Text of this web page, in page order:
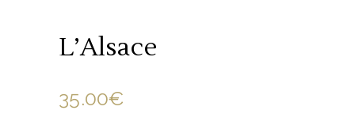
L’Alsace
35.00€